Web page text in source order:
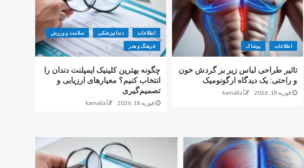
اطلاعات پوشاک
تاثیر طراحی لباس زیر بر گردش خون
و راحتی: یک دیدگاه ارگونومیک
فوریه 18, 2026 kamalia
اطلاعات دندانپزشکی سلامت و ورزش
فرهنگ و هنر
چگونه بهترین کلینیک ایمپلنت دندان را
انتخاب کنیم؟ معیارهای ارزیابی و
تصمیم‌گیری
فوریه 18, 2026 kamalia